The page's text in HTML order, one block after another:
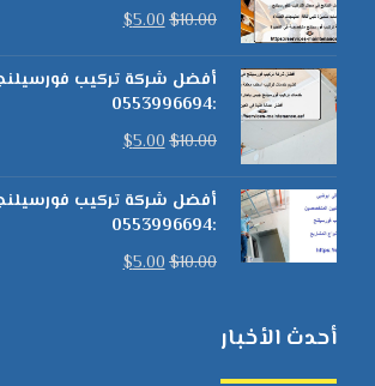
$10.00
$5.00
أفضل شركة تركيب
:0553996694
$10.00
$5.00
أفضل شركة تركيب
:0553996694
$10.00
$5.00
أحدث الأخبار